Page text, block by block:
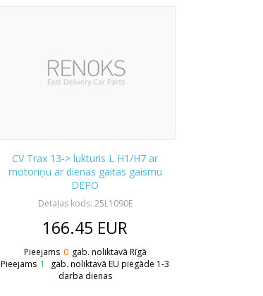
CV Trax 13-> lukturis L H1/H7 ar
motoriņu ar dienas gaitas gaismu
DEPO
Detaļas kods: 25L1090E
166.45 EUR
Pieejams 0 gab. noliktavā Rīgā
Pieejams 1
gab. noliktavā EU piegāde 1-3
darba dienas